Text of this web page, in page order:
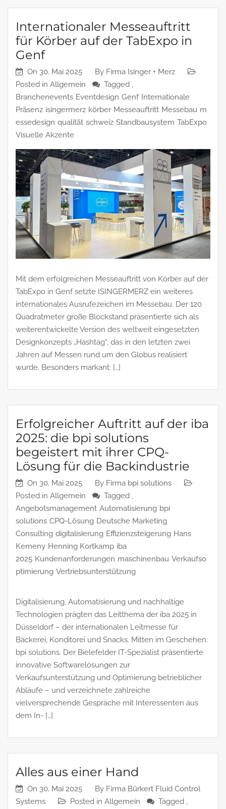
Internationaler Messeauftritt
für Körber auf der TabExpo in
Genf
On 30. Mai 2025 By Firma Isinger + Merz
Posted in Allgemein
Tagged ,
Branchenevents Eventdesign Genf Internationale
Präsenz isingermerz körber Messeauftritt Messebau m
essedesign qualität schweiz Standbausystem TabExpo
Visuelle Akzente
Mit dem erfolgreichen Messeauftritt von Körber auf der
TabExpo in Genf setzte ISINGERMERZ ein weiteres
internationales Ausrufezeichen im Messebau. Der 120
Quadratmeter große Blockstand präsentierte sich als
weiterentwickelte Version des weltweit eingesetzten
Designkonzepts „Hashtag“, das in den letzten zwei
Jahren auf Messen rund um den Globus realisiert
wurde. Besonders markant: […]
Erfolgreicher Auftritt auf der iba
2025: die bpi solutions
begeistert mit ihrer CPQ-
Lösung für die Backindustrie
On 30. Mai 2025 By Firma bpi solutions
Posted in Allgemein
Tagged ,
Angebotsmanagement Automatisierung bpi
solutions CPQ-Lösung Deutsche Marketing
Consulting digitalisierung Effizienzsteigerung Hans
Kemeny Henning Kortkamp iba
2025 Kundenanforderungen maschinenbau Verkaufso
ptimierung Vertriebsunterstützung
Digitalisierung, Automatisierung und nachhaltige
Technologien prägten das Leitthema der iba 2025 in
Düsseldorf – der internationalen Leitmesse für
Bäckerei, Konditorei und Snacks. Mitten im Geschehen:
bpi solutions. Der Bielefelder IT-Spezialist präsentierte
innovative Softwarelösungen zur
Verkaufsunterstützung und Optimierung betrieblicher
Abläufe – und verzeichnete zahlreiche
vielversprechende Gespräche mit Interessenten aus
dem In- […]
Alles aus einer Hand
On 30. Mai 2025 By Firma Bürkert Fluid Control
Systems
Posted in Allgemein
Tagged ,